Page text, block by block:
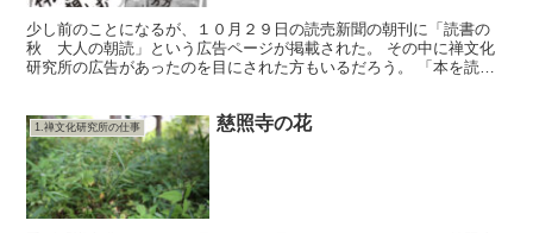
少し前のことになるが、１０月２９日の読売新聞の朝刊に「読書の
秋 大人の朝読」という広告ページが掲載された。 その中に禅文化
研究所の広告があったのを目にされた方もいるだろう。 「本を読む
1.禅文化研究所の仕事 慈照寺の花